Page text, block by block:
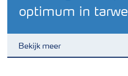
optimum in tarwe
Bekijk meer